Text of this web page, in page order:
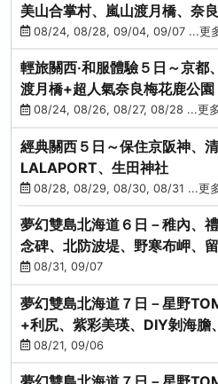
美山合掌村、嵐山渡月橋、奈
流水瀑布電扶梯
08/24, 08/28, 09/04, 09/07 ...更
輕旅關西‧和服體驗５日～京都
渡月橋+超人氣奈良梅花鹿公園
08/24, 08/26, 08/27, 08/28 ...更
經典關西５日～保住京阪神、
LALAPORT、生田神社
08/28, 08/29, 08/30, 08/31 ...更
夢幻雙島北海道６日－稚內、
念碑、北防波堤、野寒布岬、
08/31, 09/07
夢幻雙島北海道７日－星野
+利尻、紫彩美瑛、DIY剝海膽
蟹吃到飽
08/21, 09/06